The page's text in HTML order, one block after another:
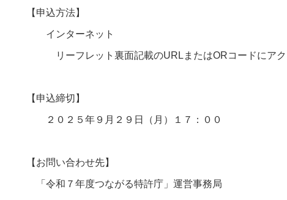
【申込方法】
インターネット
リーフレット裏面記載のURLまたはORコードにアク
【申込締切】
２０２５年９月２９日（月）１７：００
【お問い合わせ先】
「令和７年度つながる特許庁」運営事務局